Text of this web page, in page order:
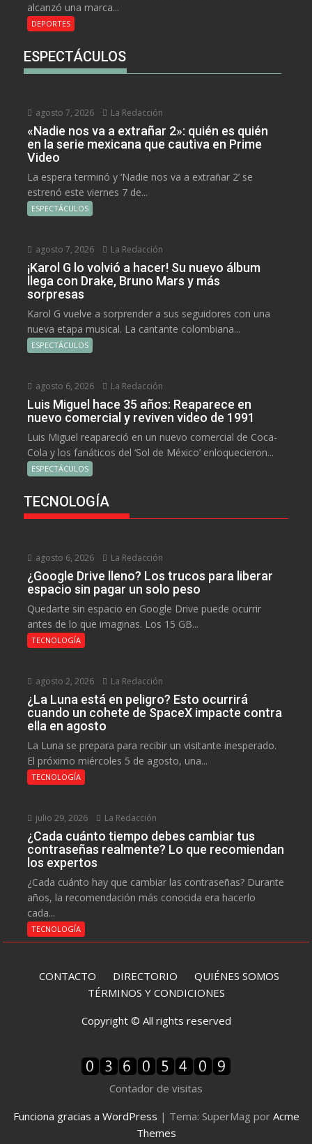
alcanzó una marca...
DEPORTES
ESPECTÁCULOS
agosto 7, 2026 La Redacción
«Nadie nos va a extrañar 2»: quién es quién
en la serie mexicana que cautiva en Prime
Video
La espera terminó y ‘Nadie nos va a extrañar 2’ se
estrenó este viernes 7 de...
ESPECTÁCULOS
agosto 7, 2026 La Redacción
¡Karol G lo volvió a hacer! Su nuevo álbum
llega con Drake, Bruno Mars y más
sorpresas
Karol G vuelve a sorprender a sus seguidores con una
nueva etapa musical. La cantante colombiana...
ESPECTÁCULOS
agosto 6, 2026 La Redacción
Luis Miguel hace 35 años: Reaparece en
nuevo comercial y reviven video de 1991
Luis Miguel reapareció en un nuevo comercial de Coca-
Cola y los fanáticos del ‘Sol de México’ enloquecieron...
ESPECTÁCULOS
TECNOLOGÍA
agosto 6, 2026 La Redacción
¿Google Drive lleno? Los trucos para liberar
espacio sin pagar un solo peso
Quedarte sin espacio en Google Drive puede ocurrir
antes de lo que imaginas. Los 15 GB...
TECNOLOGÍA
agosto 2, 2026 La Redacción
¿La Luna está en peligro? Esto ocurrirá
cuando un cohete de SpaceX impacte contra
ella en agosto
La Luna se prepara para recibir un visitante inesperado.
El próximo miércoles 5 de agosto, una...
TECNOLOGÍA
julio 29, 2026 La Redacción
¿Cada cuánto tiempo debes cambiar tus
contraseñas realmente? Lo que recomiendan
los expertos
¿Cada cuánto hay que cambiar las contraseñas? Durante
años, la recomendación más conocida era hacerlo
cada...
TECNOLOGÍA
CONTACTO DIRECTORIO QUIÉNES SOMOS
TÉRMINOS Y CONDICIONES
Copyright © All rights reserved
Contador de visitas
Funciona gracias a WordPress | Tema: SuperMag por Acme
Themes